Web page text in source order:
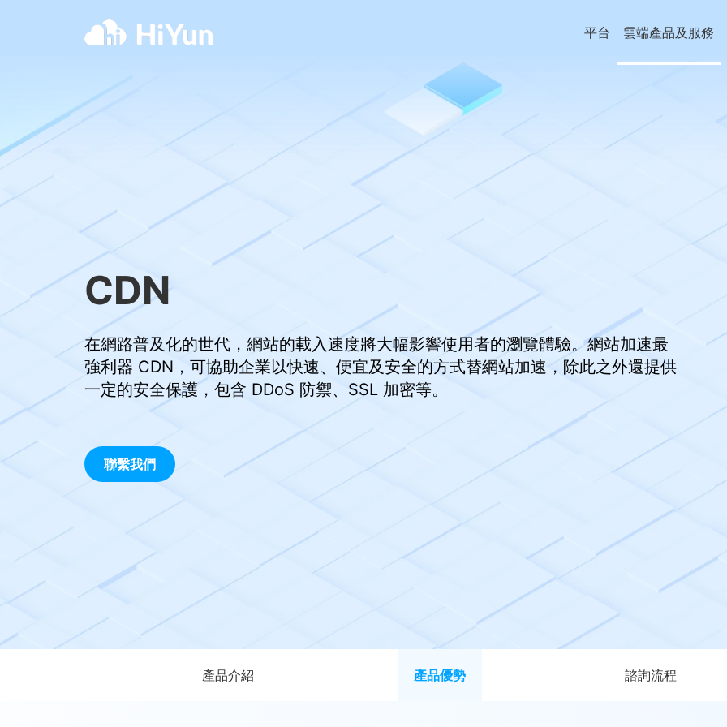
平台 雲端產品及服務
CDN
在網路普及化的世代，網站的載入速度將大幅影響使用者的瀏覽體驗。網站加速最
強利器 CDN，可協助企業以快速、便宜及安全的方式替網站加速，除此之外還提供
一定的安全保護，包含 DDoS 防禦、SSL 加密等。
聯繫我們
產品介紹 產品優勢 諮詢流程